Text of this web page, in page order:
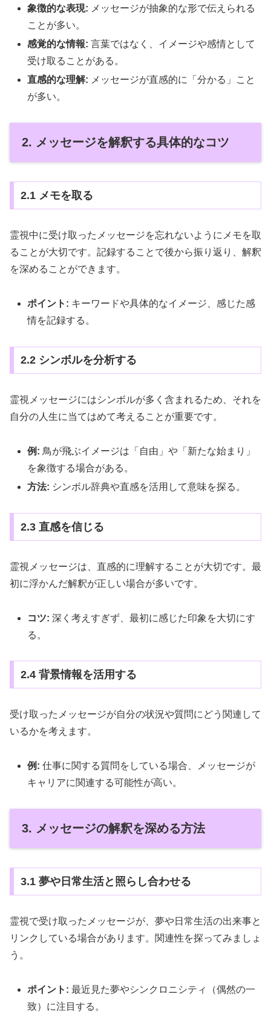
象徴的な表現: メッセージが抽象的な形で伝えられる
ことが多い。
感覚的な情報: 言葉ではなく、イメージや感情として
受け取ることがある。
直感的な理解: メッセージが直感的に「分かる」こと
が多い。
2. メッセージを解釈する具体的なコツ
2.1 メモを取る
霊視中に受け取ったメッセージを忘れないようにメモを取
ることが大切です。記録することで後から振り返り、解釈
を深めることができます。
ポイント: キーワードや具体的なイメージ、感じた感
情を記録する。
2.2 シンボルを分析する
霊視メッセージにはシンボルが多く含まれるため、それを
自分の人生に当てはめて考えることが重要です。
例: 鳥が飛ぶイメージは「自由」や「新たな始まり」
を象徴する場合がある。
方法: シンボル辞典や直感を活用して意味を探る。
2.3 直感を信じる
霊視メッセージは、直感的に理解することが大切です。最
初に浮かんだ解釈が正しい場合が多いです。
コツ: 深く考えすぎず、最初に感じた印象を大切にす
る。
2.4 背景情報を活用する
受け取ったメッセージが自分の状況や質問にどう関連して
いるかを考えます。
例: 仕事に関する質問をしている場合、メッセージが
キャリアに関連する可能性が高い。
3. メッセージの解釈を深める方法
3.1 夢や日常生活と照らし合わせる
霊視で受け取ったメッセージが、夢や日常生活の出来事と
リンクしている場合があります。関連性を探ってみましょ
う。
ポイント: 最近見た夢やシンクロニシティ（偶然の一
致）に注目する。